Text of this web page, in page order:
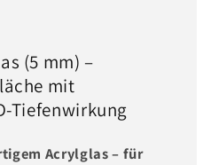
(5 mm) –
mit
Tiefenwirkung
Acrylglas – für